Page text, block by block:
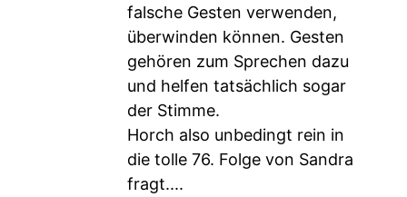
falsche Gesten verwenden,
überwinden können. Gesten
gehören zum Sprechen dazu
und helfen tatsächlich sogar
der Stimme.
Horch also unbedingt rein in
die tolle 76. Folge von Sandra
fragt....